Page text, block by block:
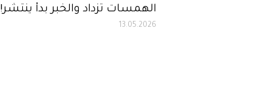
الهمسات تزداد والخبر بدأ ينتشر!
13.05.2026